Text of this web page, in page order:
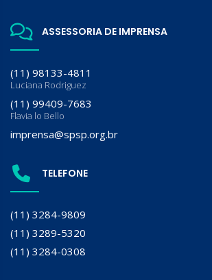
ASSESSORIA DE IMPRENSA
(11) 98133-4811
Luciana Rodriguez
(11) 99409-7683
Flavia lo Bello
imprensa@spsp.org.br
TELEFONE
(11) 3284-9809
(11) 3289-5320
(11) 3284-0308